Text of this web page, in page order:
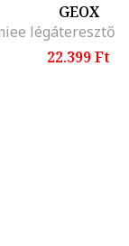
GEOX
22.399 Ft